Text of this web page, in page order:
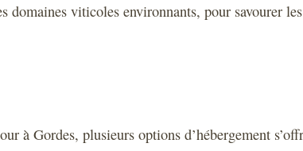
domaines viticoles environnants, pour savourer
à Gordes, plusieurs options d’hébergement